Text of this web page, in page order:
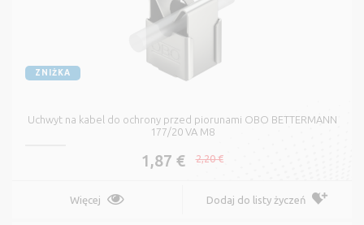
ZNIŻKA
Uchwyt na kabel do ochrony przed piorunami OBO BETTERMANN
177/20 VA M8
1,87 € 2,20 €
Więcej Dodaj do listy życzeń